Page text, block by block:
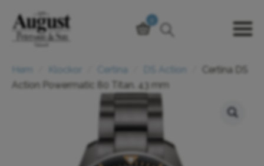
Hem Klockor Certina DS Action
Certina DS
Action Powermatic 80 Titan. 43 mm